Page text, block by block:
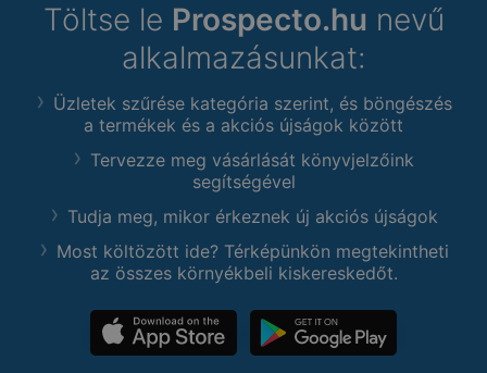
Töltse le Prospecto.hu nevű
alkalmazásunkat:
Üzletek szűrése kategória szerint, és böngészés
a termékek és a akciós újságok között
Tervezze meg vásárlását könyvjelzőink
segítségével
Tudja meg, mikor érkeznek új akciós újságok
Most költözött ide? Térképünkön megtekintheti
az összes környékbeli kiskereskedőt.